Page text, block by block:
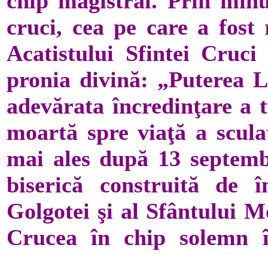
cruci, cea pe care a
Acatistului Sfintei
pronia divină: „Puterea
adevărata încredinţare a
moartă spre viaţă a
mai ales după 13
biserică construită de
Golgotei şi al Sfântului
Crucea în chip solemn